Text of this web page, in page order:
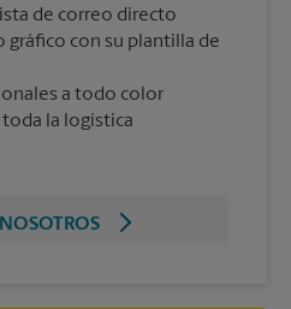
gráfico con su plantilla de
a todo color
la logística